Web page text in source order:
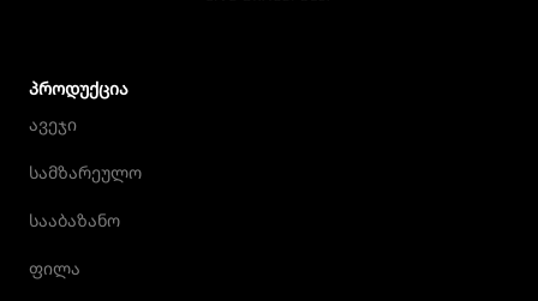
ᲞᲠᲝᲓᲣᲥᲪᲘᲐ
ავეჯი
სამზარეულო
სააბაზანო
ფილა